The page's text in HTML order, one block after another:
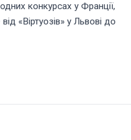
конкурсах у Франції,
«Віртуозів» у Львові до